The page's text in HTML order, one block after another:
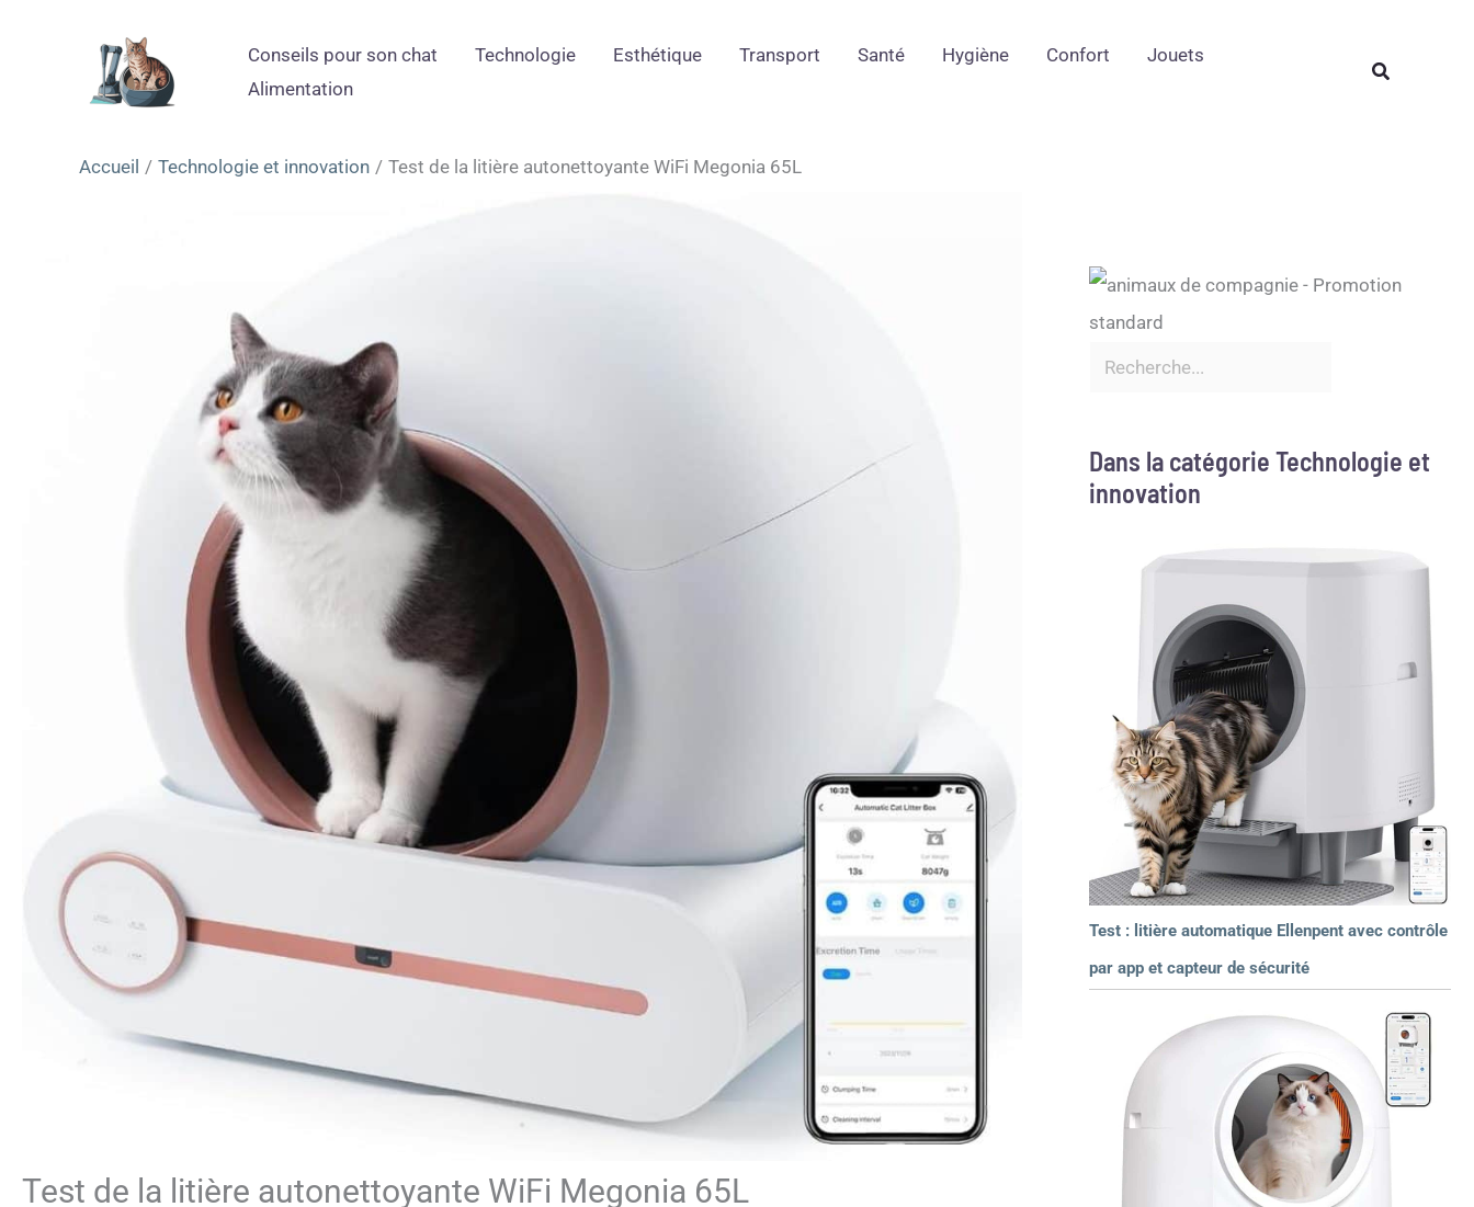
Conseils pour son chat Technologie Esthétique Transport Santé Hygiène Confort
Jouets
Alimentation
Rechercher
Accueil Technologie et innovation Test de la litière autonettoyante WiFi Megonia 65L
Test de la litière autonettoyante WiFi Megonia 65L
Dans la catégorie Technologie et
innovation
Test : litière automatique Ellenpent avec contrôle
par app et capteur de sécurité